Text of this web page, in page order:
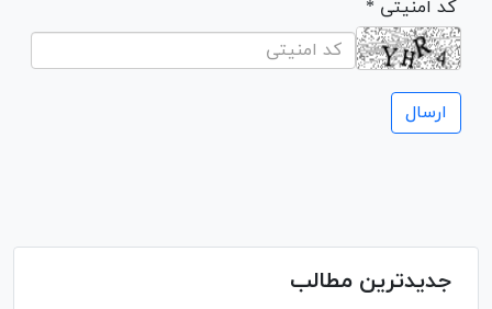
* کد امنیتی
جدیدترین مطالب